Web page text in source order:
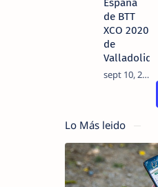
España
de BTT
XCO 2020
de
Valladolid
Lo Más leido